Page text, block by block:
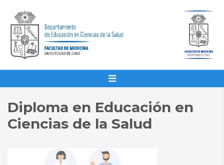
Diploma en Educación en
Ciencias de la Salud